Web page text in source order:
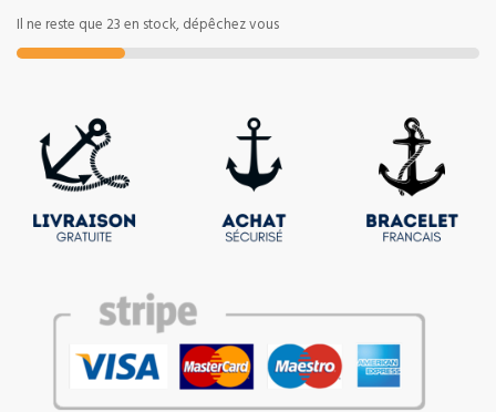
Il ne reste que 23 en stock, dépêchez vous